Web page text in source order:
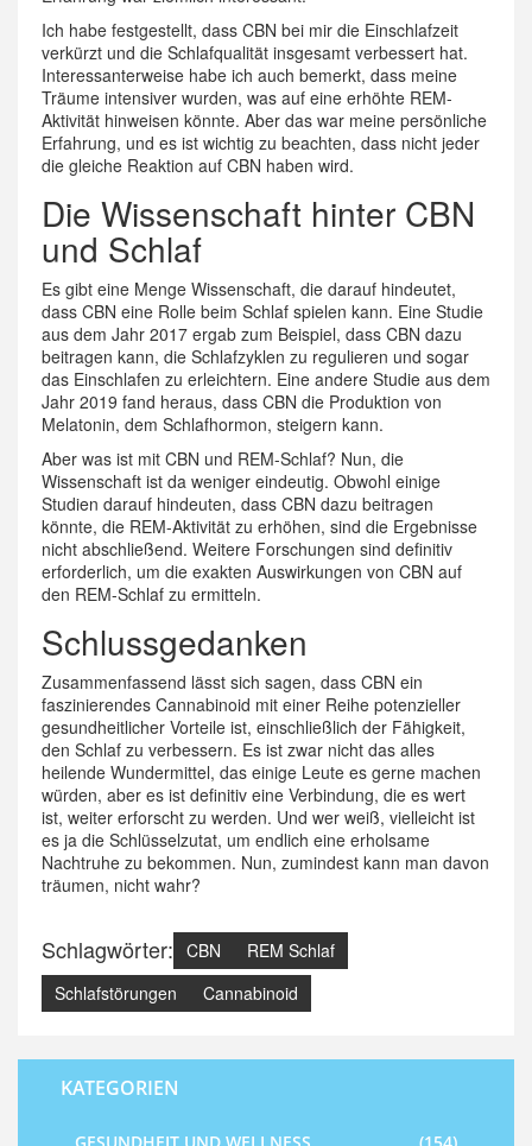
Ich habe festgestellt, dass CBN bei mir die Einschlafzeit
verkürzt und die Schlafqualität insgesamt verbessert hat.
Interessanterweise habe ich auch bemerkt, dass meine
Träume intensiver wurden, was auf eine erhöhte REM-
Aktivität hinweisen könnte. Aber das war meine persönliche
Erfahrung, und es ist wichtig zu beachten, dass nicht jeder
die gleiche Reaktion auf CBN haben wird.
Die Wissenschaft hinter CBN
und Schlaf
Es gibt eine Menge Wissenschaft, die darauf hindeutet,
dass CBN eine Rolle beim Schlaf spielen kann. Eine Studie
aus dem Jahr 2017 ergab zum Beispiel, dass CBN dazu
beitragen kann, die Schlafzyklen zu regulieren und sogar
das Einschlafen zu erleichtern. Eine andere Studie aus dem
Jahr 2019 fand heraus, dass CBN die Produktion von
Melatonin, dem Schlafhormon, steigern kann.
Aber was ist mit CBN und REM-Schlaf? Nun, die
Wissenschaft ist da weniger eindeutig. Obwohl einige
Studien darauf hindeuten, dass CBN dazu beitragen
könnte, die REM-Aktivität zu erhöhen, sind die Ergebnisse
nicht abschließend. Weitere Forschungen sind definitiv
erforderlich, um die exakten Auswirkungen von CBN auf
den REM-Schlaf zu ermitteln.
Schlussgedanken
Zusammenfassend lässt sich sagen, dass CBN ein
faszinierendes Cannabinoid mit einer Reihe potenzieller
gesundheitlicher Vorteile ist, einschließlich der Fähigkeit,
den Schlaf zu verbessern. Es ist zwar nicht das alles
heilende Wundermittel, das einige Leute es gerne machen
würden, aber es ist definitiv eine Verbindung, die es wert
ist, weiter erforscht zu werden. Und wer weiß, vielleicht ist
es ja die Schlüsselzutat, um endlich eine erholsame
Nachtruhe zu bekommen. Nun, zumindest kann man davon
träumen, nicht wahr?
Schlagwörter: CBN
REM Schlaf
Schlafstörungen
Cannabinoid
KATEGORIEN